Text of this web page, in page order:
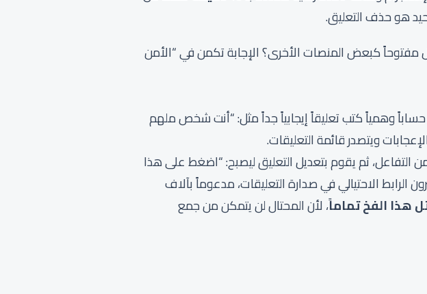
هو حذف التعليق.
مفتوحاً كبعض المنصات الأخرى؟ الإجابة تكمن في “الأمن
وهمياً كتب تعليقاً إيجابياً جداً مثل: “أنت شخص ملهم
ويتصدر قائمة التعليقات.
التفاعل، ثم يقوم بتعديل التعليق ليصبح: “اضغط على هذا
الرابط الاحتيالي في صدارة التعليقات، مدعوماً بآلاف
، لأن المحتال لن يتمكن من جمع